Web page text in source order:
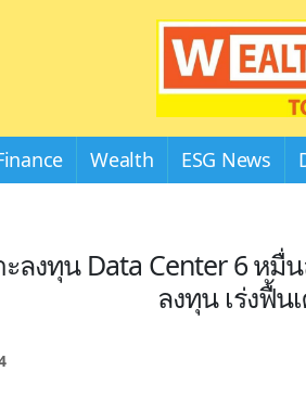
Wealth ESG News
ะลงทุน Data Center 6 ห
ลงทุน เร่งฟื้น